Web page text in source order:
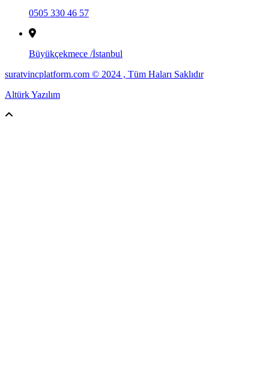
0505 330 46 57
Büyükçekmece /İstanbul
suratvincplatform.com © 2024 , Tüm Haları Saklıdır
Altürk Yazılım